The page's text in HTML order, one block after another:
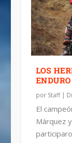
LOS
ENDURO
por Staff|
El
Márquez